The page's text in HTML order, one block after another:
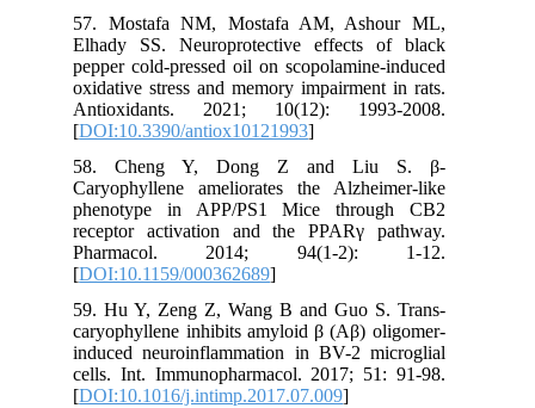
57. Mostafa NM, Mostafa AM, Ashour ML,
Elhady SS. Neuroprotective effects of black
pepper cold-pressed oil on scopolamine-induced
oxidative stress and memory impairment in rats.
Antioxidants. 2021; 10(12): 1993-2008.
[DOI:10.3390/antiox10121993
58. Cheng Y, Dong Z and Liu S. β-
Caryophyllene ameliorates the Alzheimer-like
phenotype in APP/PS1 Mice through CB2
receptor activation and the PPARγ pathway.
Pharmacol. 2014; 94(1-2): 1-12.
[DOI:10.1159/000362689
59. Hu Y, Zeng Z, Wang B and Guo S. Trans-
caryophyllene inhibits amyloid β (Aβ) oligomer-
induced neuroinflammation in BV-2 microglial
cells. Int. Immunopharmacol. 2017; 51: 91-98.
[DOI:10.1016/j.intimp.2017.07.009